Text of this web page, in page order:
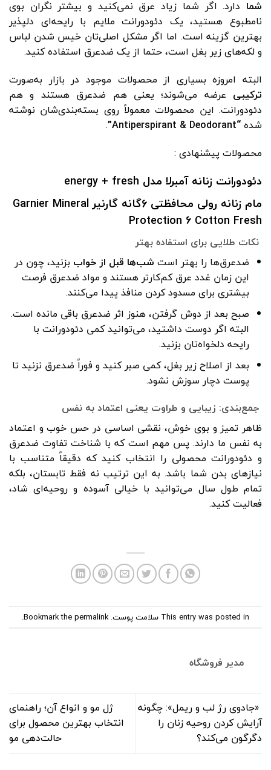
شما دارد. اگر شما زیاد عرق نمی‌کنید و بیشتر نگران بوی
نامطبوع هستید، یک دئودورانت ملایم با رایحه‌ای دلپذیر
بهترین گزینه است. اما اگر مشکل اصلی‌تان خیس شدن لباس
و لکه‌های زیر بغل است، حتما از یک ضدعرق استفاده کنید.
البته امروزه بسیاری از محصولات موجود در بازار به‌صورت
ترکیبی عرضه می‌شوند؛ یعنی هم ضدعرق هستند و هم
دئودورانت. این محصولات معمولاً روی بسته‌بندی‌شان نوشته
شده“Antiperspirant & Deodorant”
.
محصولات پیشنهادی :
دئودورانت زنانه آمبرلا مدل energy + fresh
مام زنانه رولی محافظتی ۶گانه گارنیر Garnier Mineral
Protection 6 Cotton Fresh
نکات طلایی برای استفاده بهتر
ضدعرق‌ها را بهتر است شب‌ها قبل از خواب بزنید، چون در
این زمان غدد عرق کم‌کارتر هستند و مواد ضدعرق فرصت
بیشتری برای مسدود کردن منافذ پیدا می‌کنند.
صبح بعد از دوش گرفتن، هنوز اثر ضدعرق باقی مانده است.
البته اگر دوست داشتید، می‌توانید کمی دئودورانت با
رایحه دلخواه‌تان بزنید.
بعد از اصلاح زیر بغل، کمی صبر کنید و فوراً ضدعرق نزنید تا
پوست دچار سوزش نشود.
جمع‌بندی: زیبایی و طراوت یعنی اعتماد به نفس
ظاهر تمیز و بوی خوش، نقشی اساسی در حس خوب و اعتماد
به نفس ما دارند. پس مهم است که با شناخت تفاوت ضدعرق‌
و دئودورانت‌ محصولی را انتخاب کنید که دقیقاً متناسب با
نیازهای بدن شما باشد. به این ترتیب نه فقط تابستان، بلکه
تمام طول سال می‌توانید با خیالی آسوده و روحیه‌ای شاد،
فعالیت کنید.
This entry was posted in سلامت پوست. Bookmark the
permalink
.
مدیر فروشگاه
«جادوی رژ لب و ریمل»: چگونه
آرایش کردن روحیه زنان را
دگرگون می‌کند؟
ژل مو و انواع آن؛ راهنمای
انتخاب بهترین محصول برای
حالت‌دهی مو